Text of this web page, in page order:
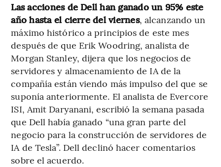
Las acciones de Dell han ganado un 95% este
año hasta el cierre del viernes, alcanzando un
máximo histórico a principios de este mes
después de que Erik Woodring, analista de
Morgan Stanley, dijera que los negocios de
servidores y almacenamiento de IA de la
compañía están viendo más impulso del que se
suponía anteriormente. El analista de Evercore
ISI, Amit Daryanani, escribió la semana pasada
que Dell había ganado “una gran parte del
negocio para la construcción de servidores de
IA de Tesla”. Dell declinó hacer comentarios
sobre el acuerdo.